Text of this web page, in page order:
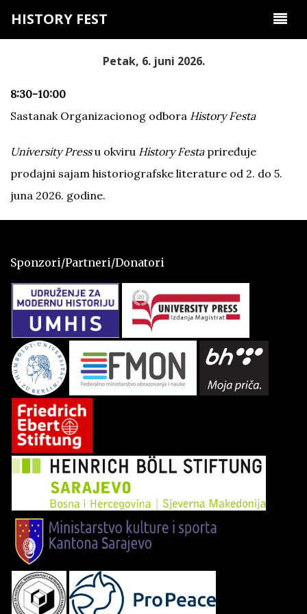
HISTORY FEST
Petak, 6. juni 2026.
8:30-10:00
Sastanak Organizacionog odbora History Festa
University Pressu okviru History Festapriređuje
prodajni sajam historiografske literature od 2. do 5.
juna 2026. godine.
Sponzori/Partneri/Donatori